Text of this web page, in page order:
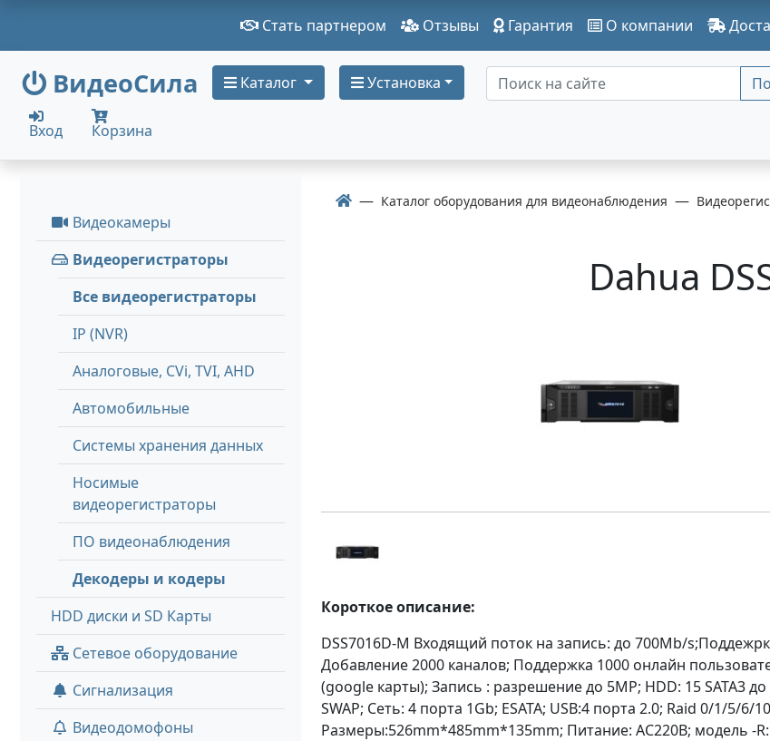
Стать партнером Отзывы Гарантия О компании
ВидеоСила Каталог Установка
Вход Корзина
Видеокамеры
Видеорегистраторы
Все видеорегистраторы
IP (NVR)
Аналоговые, СVi, TVI, AHD
Автомобильные
Системы хранения данных
Носимые
видеорегистраторы
ПО видеонаблюдения
Декодеры и кодеры
HDD диски и SD Карты
Сетевое оборудование
Сигнализация
Видеодомофоны
Каталог оборудования для видеонаблюдения
Dahua
Короткое описание:
DSS7016D-M Входящий поток на запись: до 700Mb/
Добавление 2000 каналов; Поддержка 1000 онлайн
(google карты); Запись : разрешение до 5MP; HDD: 15 SATA3 до
SWAP; Сеть: 4 порта 1Gb; ESATA; USB:4 порта 2.0; Raid 0/1/5/6/
Размеры:526mm*485mm*135mm; Питание: AC220В; модель -